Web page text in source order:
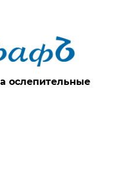
ослепительные